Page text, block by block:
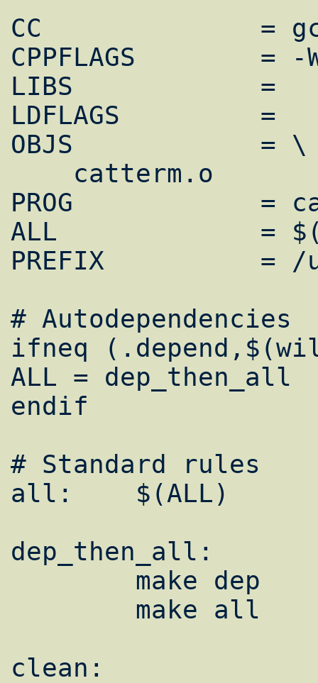
CC		= gcc
CPPFLAGS	= -Wall -O2 -g
LIBS		=
LDFLAGS		=
OBJS		= \
PROG		= catterm
ALL		= $(PROG)
PREFIX		= /usr/local
# Autodependencies
ifneq
ALL = dep_then_all
endif
# Standard rules
all:	$(ALL)
dep_then_all:
clean: